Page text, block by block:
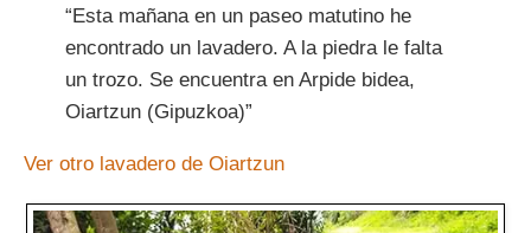
“Esta mañana en un paseo matutino he
encontrado un lavadero. A la piedra le falta
un trozo. Se encuentra en Arpide bidea,
Oiartzun (Gipuzkoa)”
Ver otro lavadero de Oiartzun